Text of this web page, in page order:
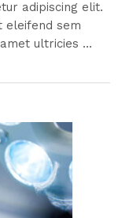
adipiscing elit.
eleifend sem
ultricies ...